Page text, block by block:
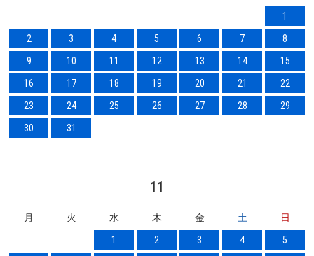
1
2
3 4 5 6 7
8
9
10 11 12 13 14
15
16
17 18 19 20 21
22
23
24 25 26 27 28
29
30
31
11
月 火 水 木 金 土
日
1
2 3 4
5